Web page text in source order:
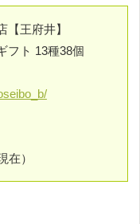
王府井】
フト 13種38個
在）